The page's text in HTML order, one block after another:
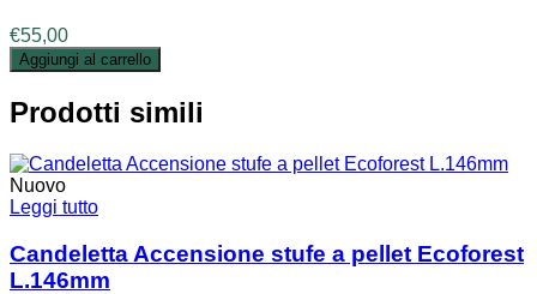
€55,00
Aggiungi al carrello
Prodotti simili
Nuovo
Leggi tutto
Candeletta Accensione stufe a pellet Ecoforest
L.146mm